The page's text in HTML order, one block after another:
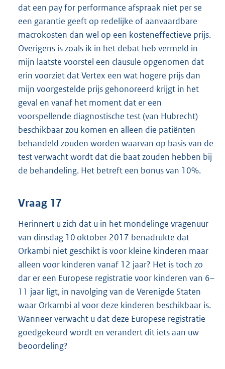
dat een pay for performance afspraak niet per se
een garantie geeft op redelijke of aanvaardbare
macrokosten dan wel op een kosteneffectieve prijs.
Overigens is zoals ik in het debat heb vermeld in
mijn laatste voorstel een clausule opgenomen dat
erin voorziet dat Vertex een wat hogere prijs dan
mijn voorgestelde prijs gehonoreerd krijgt in het
geval en vanaf het moment dat er een
voorspellende diagnostische test (van Hubrecht)
beschikbaar zou komen en alleen die patiënten
behandeld zouden worden waarvan op basis van de
test verwacht wordt dat die baat zouden hebben bij
de behandeling. Het betreft een bonus van 10%.
Vraag 17
Herinnert u zich dat u in het mondelinge vragenuur
van dinsdag 10 oktober 2017 benadrukte dat
Orkambi niet geschikt is voor kleine kinderen maar
alleen voor kinderen vanaf 12 jaar? Het is toch zo
dar er een Europese registratie voor kinderen van 6–
11 jaar ligt, in navolging van de Verenigde Staten
waar Orkambi al voor deze kinderen beschikbaar is.
Wanneer verwacht u dat deze Europese registratie
goedgekeurd wordt en verandert dit iets aan uw
beoordeling?